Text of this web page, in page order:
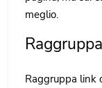
meglio.
Raggruppa link